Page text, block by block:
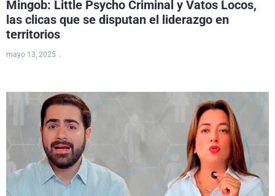
Mingob: Little Psycho Criminal y Vatos Locos,
las clicas que se disputan el liderazgo en
territorios
mayo 13, 2025